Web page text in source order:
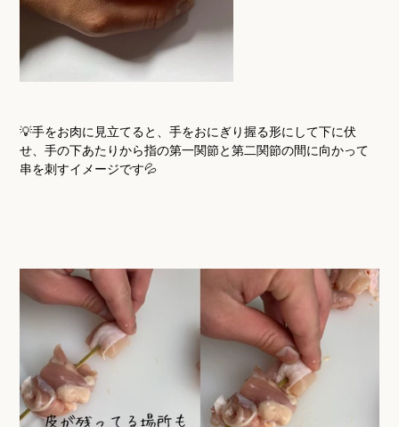
💡手をお肉に見立てると、手をおにぎり握る形にして下に伏
せ、手の下あたりから指の第一関節と第二関節の間に向かって
串を刺すイメージです💦